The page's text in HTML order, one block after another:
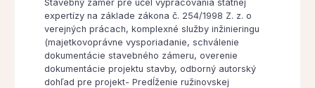
Stavebný zámer pre účel vypracovania štátnej
expertízy na základe zákona č. 254/1998 Z. z. o
verejných prácach, komplexné služby inžinieringu
(majetkovoprávne vysporiadanie, schválenie
dokumentácie stavebného zámeru, overenie
dokumentácie projektu stavby, odborný autorský
dohľad pre projekt- Predĺženie ružinovskej